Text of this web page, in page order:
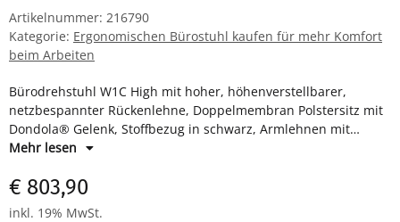
Artikelnummer: 216790
Kategorie: Ergonomischen Bürostuhl kaufen für mehr Komfort
beim Arbeiten
Bürodrehstuhl W1C High mit hoher, höhenverstellbarer,
netzbespannter Rückenlehne, Doppelmembran Polstersitz mit
Dondola® Gelenk, Stoffbezug in schwarz, Armlehnen mit
SoftPad Auflagen, Synchronmechanik mit Sitztiefe- und
Designlochrollen, TÜV/GS zertifiziert, H 430-510/1130-1210 x B
470 x T 420-480 mm
Mehr lesen
€ 803,90
inkl. 19% MwSt.